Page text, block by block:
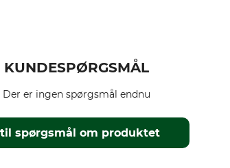
KUNDESPØRGSMÅL
spørgsmål om produktet
Der er ingen spørgsmål endnu